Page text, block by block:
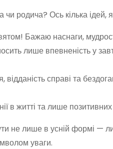
чи родича? Ось кілька
Бажаю наснаги,
лише впевненість у
відданість справі та
в житті та лише
не лише в усній формі —
уваги.